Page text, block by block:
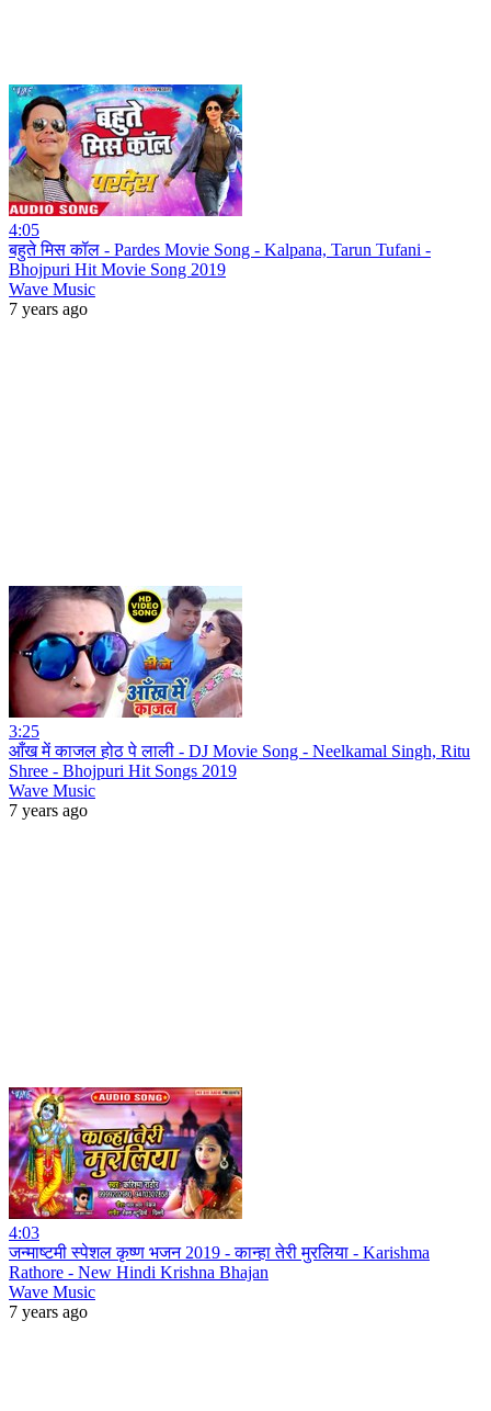
4:05
बहुते मिस कॉल - Pardes Movie Song - Kalpana, Tarun Tufani -
Bhojpuri Hit Movie Song 2019
Wave Music
7 years ago
3:25
आँख में काजल होठ पे लाली - DJ Movie Song - Neelkamal Singh, Ritu
Shree - Bhojpuri Hit Songs 2019
Wave Music
7 years ago
4:03
जन्माष्टमी स्पेशल कृष्ण भजन 2019 - कान्हा तेरी मुरलिया - Karishma
Rathore - New Hindi Krishna Bhajan
Wave Music
7 years ago